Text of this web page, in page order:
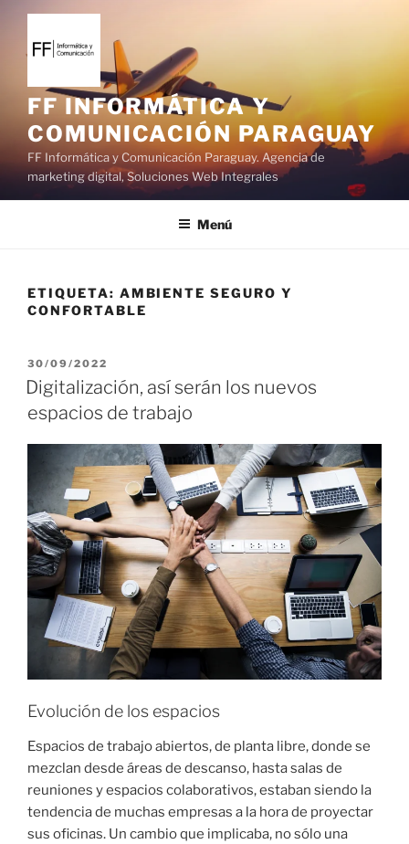
l
FF INFORMÁTICA Y
COMUNICACIÓN PARAGUAY
FF Informática y Comunicación Paraguay. Agencia de
marketing digital, Soluciones Web Integrales
Menú
ETIQUETA: AMBIENTE SEGURO Y
CONFORTABLE
P
U
B
L
C
E
L
30/09/2022
Digitalización, así serán los nuevos
espacios de trabajo
Evolución de los espacios
Espacios de trabajo abiertos, de planta libre, donde se
mezclan desde áreas de descanso, hasta salas de
reuniones y espacios colaborativos, estaban siendo la
tendencia de muchas empresas a la hora de proyectar
sus oficinas. Un cambio que implicaba, no sólo una